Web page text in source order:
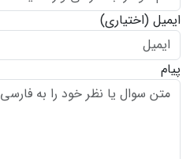
ایمیل (اختیاری)
پیام